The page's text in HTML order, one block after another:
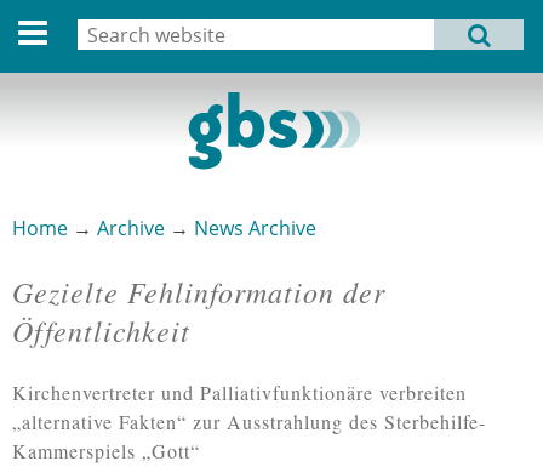
Deutsche Version
Dates
Links
MENU
Home → Archive → News Archive
Gezielte Fehlinformation der
Öffentlichkeit
Kirchenvertreter und Palliativfunktionäre verbreiten
„alternative Fakten“ zur Ausstrahlung des Sterbehilfe-
Kammerspiels „Gott“
Search form
Search